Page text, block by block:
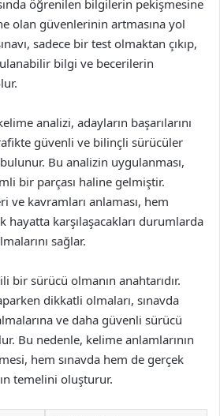
öğrenilen bilgilerin pekişmesine
olan güvenlerinin artmasına yol
sadece bir test olmaktan çıkıp,
bilgi ve becerilerin
analizi, adayların başarılarını
güvenli ve bilinçli sürücüler
Bu analizin uygulanması,
bir parçası haline gelmiştir.
ve kavramları anlaması, hem
hayatta karşılaşacakları durumlarda
sağlar.
bir sürücü olmanın anahtarıdır.
dikkatli olmaları, sınavda
ve daha güvenli sürücü
Bu nedenle, kelime anlamlarının
hem sınavda hem de gerçek
temelini oluşturur.